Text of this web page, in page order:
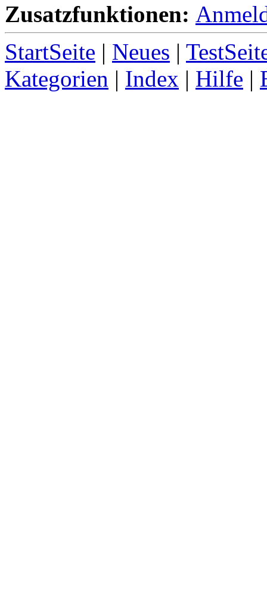
Zusatzfunktionen:
StartSeite | Neues |
Kategorien | Index | Hilfe |